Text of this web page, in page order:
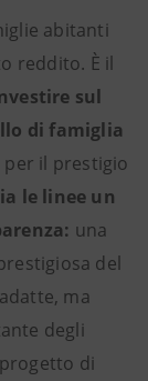
abitanti
reddito. È il
sul
di famiglia
per il prestigio
le linee un
una
del
ma
degli
di